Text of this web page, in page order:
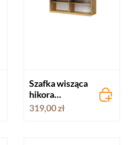
Szafka wisząca
hikora
naturalna
TEEN FLEX
319,00 zł